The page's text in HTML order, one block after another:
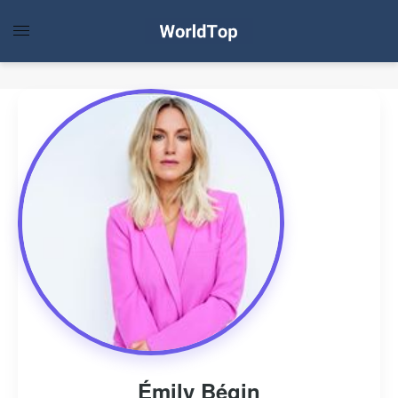
Émily Bégin